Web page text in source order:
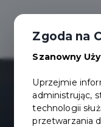
Zgoda na
Szanowny
Uprzejmie
administrując,
technologii
przetwarzania